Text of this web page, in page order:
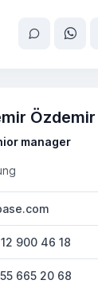
Özdemir
manager
900 46 18
665 20 68